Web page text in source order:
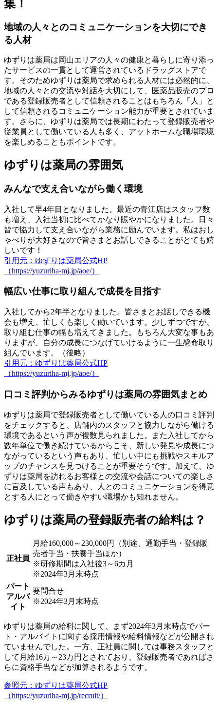
集！
地域の人々とのコミュニケーションを大切にでき
る人材
ゆずりは薬局は岡山エリアの人々の健康と暮らしに寄り添っ
たサービスの一貫として運営されているドラッグストアで
す。そのためゆずりは薬局で求められる人材には必然的に、
地域の人々との交流や対話を大切にして、医薬品販売のプロ
である登録販売者として信頼されることはもちろん「人」と
して信頼されるコミュニケーション能力が重要とされていま
す。さらに、ゆずりは薬局では長期にわたって登録販売者や
従業員として働いている人も多く、アットホームな職場環境
を楽しめることもポイントです。
ゆずりは薬局の雰囲気
みんなで支え合いながら働く環境
入社して早4年目となりました。最近の青江店はスタッフ数
も増え、入社当初に比べてかなり賑やかになりました。日々
皆で協力して支え合いながら業務に励んでいます。私はおし
ゃべりが大好きなので皆さまとお話しできることがとても嬉
しいです！
引用元：ゆずりは薬局公式HP
（https://yuzuriha-mj.jp/aoe/）
幅広い仕事に取り組んで成長を目指す
入社してから2年半となりました。皆さまとお話しできる機
会も増え、忙しくも楽しく働いています。少しずつですが、
取り組む仕事の幅も増えてきました。もちろん大変な事もあ
りますが、自分の成長につなげていけるように一生懸命取り
組んでいます。（後略）
引用元：ゆずりは薬局公式HP
（https://yuzuriha-mj.jp/aoe/）
口コミ評判からみるゆずりは薬局の雰囲気まとめ
ゆずりは薬局で登録販売者として働いている人の口コミ評判
をチェックすると、店舗内のスタッフと協力しながら働ける
環境であるという声が複数見られました。また入社してから
数年単位で働き続けているからこそ、新しい発見や成長につ
ながっているという声もあり、忙しい中にも挑戦やスキルア
ップのチャンスを見つけることが重要そうです。加えて、ゆ
ずりは薬局を訪れるお客様との交流や会話についての楽しさ
に言及している声もあり、人とのコミュニケーションを得意
とする人にとって働きやすい職場かも知れません。
ゆずりは薬局の登録販売者の給料は？
正社員
月給160,000～230,000円（別途、通勤手当・登録販
売者手当・扶養手当ほか）
※研修期間は入社後3～6カ月
※2024年3月末時点
パート
アルバ
イト
要問合せ
※2024年3月末時点
ゆずりは薬局の給料に関して、まず2024年3月末時点でパー
ト・アルバイトに関する採用情報や給料情報などが公開され
ていませんでした。一方、正社員に関しては事務スタッフと
して月給16万～23万円とされており、登録販売者であればさ
らに資格手当などが加算されるようです。
参照元：ゆずりは薬局公式HP
（https://yuzuriha-mj.jp/recruit/）